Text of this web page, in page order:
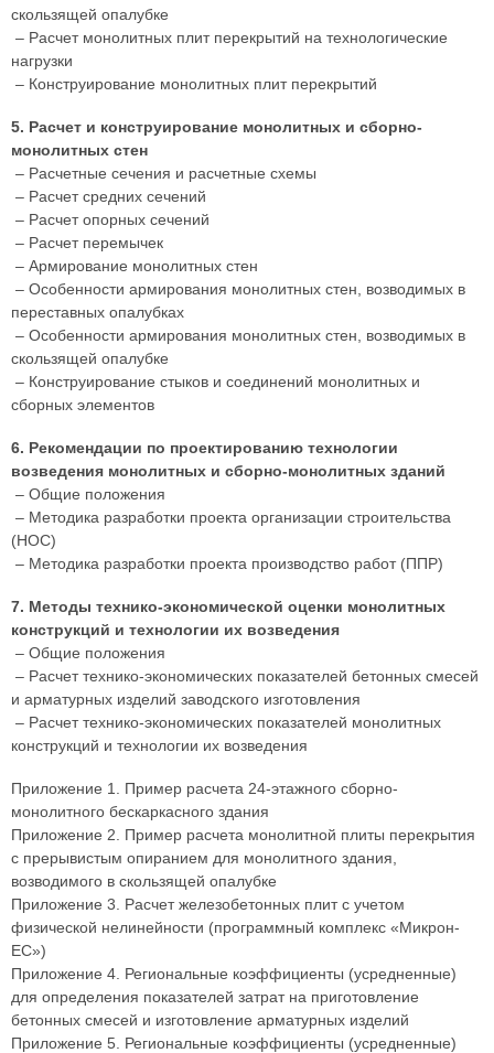
скользящей опалубке
– Расчет монолитных плит перекрытий на технологические
нагрузки
– Конструирование монолитных плит перекрытий
5. Расчет и конструирование монолитных и сборно-
монолитных стен
– Расчетные сечения и расчетные схемы
– Расчет средних сечений
– Расчет опорных сечений
– Расчет перемычек
– Армирование монолитных стен
– Особенности армирования монолитных стен, возводимых в
переставных опалубках
– Особенности армирования монолитных стен, возводимых в
скользящей опалубке
– Конструирование стыков и соединений монолитных и
сборных элементов
6. Рекомендации по проектированию технологии
возведения монолитных и сборно-монолитных зданий
– Общие положения
– Методика разработки проекта организации строительства
(НОС)
– Методика разработки проекта производство работ (ППР)
7. Методы технико-экономической оценки монолитных
конструкций и технологии их возведения
– Общие положения
– Расчет технико-экономических показателей бетонных смесей
и арматурных изделий заводского изготовления
– Расчет технико-экономических показателей монолитных
конструкций и технологии их возведения
Приложение 1. Пример расчета 24-этажного сборно-
монолитного бескаркасного здания
Приложение 2. Пример расчета монолитной плиты перекрытия
с прерывистым опиранием для монолитного здания,
возводимого в скользящей опалубке
Приложение 3. Расчет железобетонных плит с учетом
физической нелинейности (программный комплекс «Микрон-
ЕС»)
Приложение 4. Региональные коэффициенты (усредненные)
для определения показателей затрат на приготовление
бетонных смесей и изготовление арматурных изделий
Приложение 5. Региональные коэффициенты (усредненные)